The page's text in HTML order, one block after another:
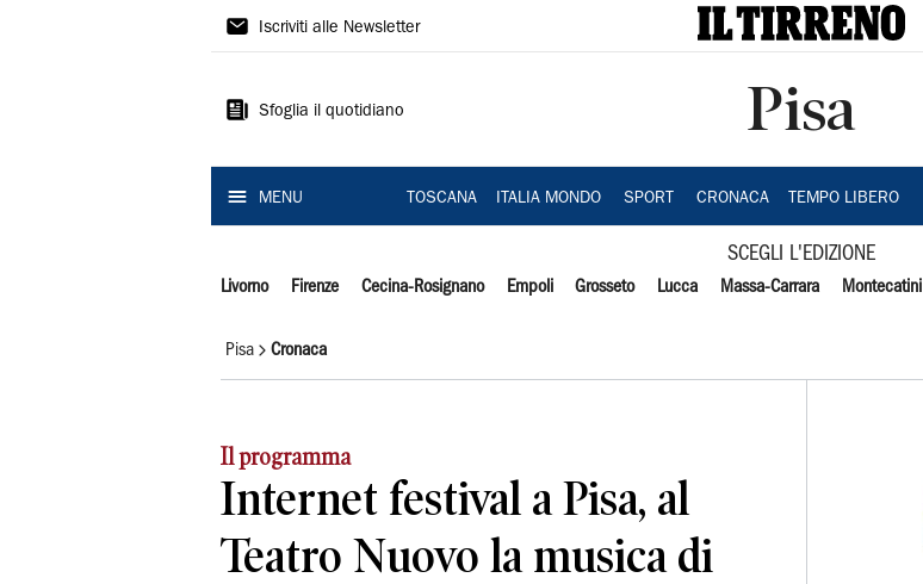
Il
Iscriviti alle Newsletter
Sfoglia il quotidiano Pisa
MENU TOSCANA ITALIA MONDO SPORT CRONACA TEMPO LIBERO
SCEGLI L'EDIZIONE
Livorno Firenze Cecina-Rosignano Empoli Grosseto Lucca Massa-Carrara Montecatini
Pisa Cronaca
Il programma
Internet festival a Pisa, al
Teatro Nuovo la musica di